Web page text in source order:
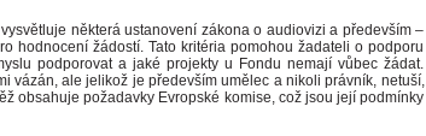
některá ustanovení zákona o audiovizi a především –
hodnocení žádostí. Tato kritéria pomohou žadateli o podporu
podporovat a jaké projekty u Fondu nemají vůbec žádat.
vázán, ale jelikož je především umělec a nikoli právník, netuší,
obsahuje požadavky Evropské komise, což jsou její podmínky